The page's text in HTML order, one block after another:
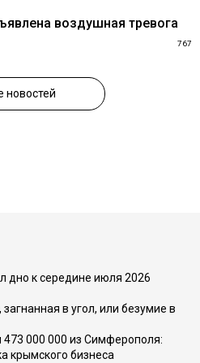
воздушная тревога
767
новостей
дно к середине июля 2026
в угол, или безумие в
000 000 из Симферополя:
крымского бизнеса